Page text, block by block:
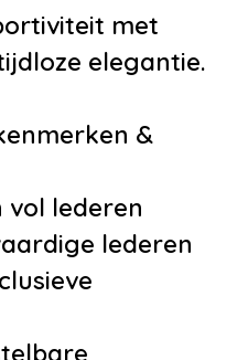
geheugen
met
elegantie.
&
vol lederen
lederen